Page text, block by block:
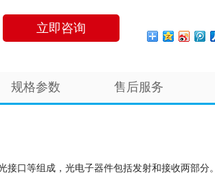
立即咨询
规格参数 售后服务
口等组成，光电子器件包括发射和接收两部分。